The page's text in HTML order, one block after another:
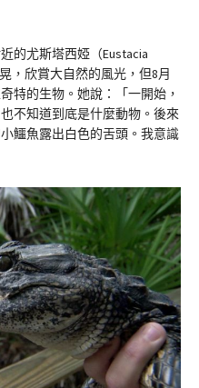
的尤斯塔西婭（Eustacia
，欣賞大自然的風光，但8月
特的生物。她說：「一開始，
不知道到底是什麼動物。後來
鱷魚露出白色的舌頭。我意識